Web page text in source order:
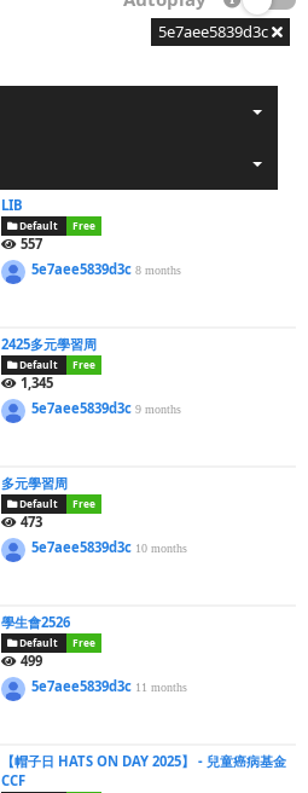
5e7aee5839d3c
LIB
Default Free
557
5e7aee5839d3c8 months
2425多元學習周
Default Free
1,345
5e7aee5839d3c9 months
多元學習周
Default Free
473
5e7aee5839d3c 10 months
學生會2526
Default Free
499
5e7aee5839d3c 11 months
【帽子日 HATS ON DAY 2025】 - 兒童癌病基金
CCF